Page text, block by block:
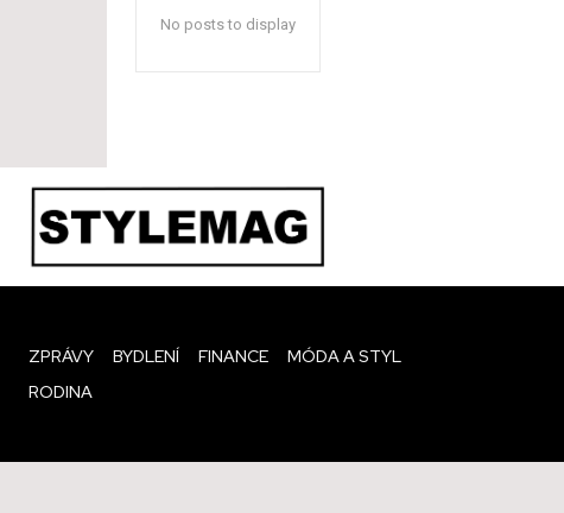
No posts to display
ZPRÁVY BYDLENÍ FINANCE
MÓDA A STYL
RODINA